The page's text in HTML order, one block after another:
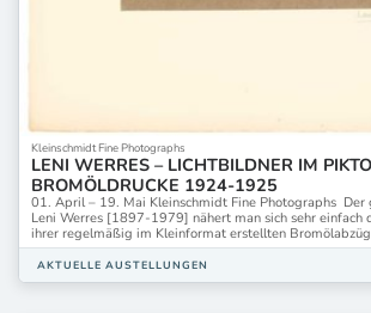
Kleinschmidt Fine Photographs
LENI WERRES – LICHTBILDNER IM
BROMÖLDRUCKE 1924-1925
01. April – 19. Mai Kleinschmidt Fine Photographs Der
Leni Werres [1897-1979] nähert man sich sehr einfach
ihrer regelmäßig im Kleinformat erstellten
AKTUELLE AUSTELLUNGEN